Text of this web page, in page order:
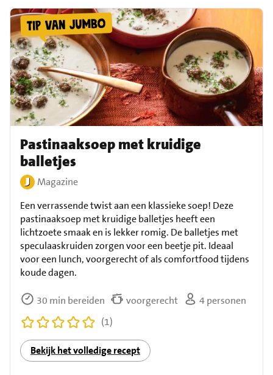
Pastinaaksoep met kruidige
balletjes
Magazine
Een verrassende twist aan een klassieke soep! Deze
pastinaaksoep met kruidige balletjes heeft een
lichtzoete smaak en is lekker romig. De balletjes met
speculaaskruiden zorgen voor een beetje pit. Ideaal
voor een lunch, voorgerecht of als comfortfood tijdens
koude dagen.
30 min bereiden voorgerecht
4 personen
(1)
Bekijk het volledige recept